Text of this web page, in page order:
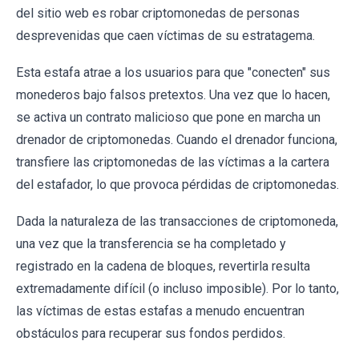
del sitio web es robar criptomonedas de personas
desprevenidas que caen víctimas de su estratagema.
Esta estafa atrae a los usuarios para que "conecten" sus
monederos bajo falsos pretextos. Una vez que lo hacen,
se activa un contrato malicioso que pone en marcha un
drenador de criptomonedas. Cuando el drenador funciona,
transfiere las criptomonedas de las víctimas a la cartera
del estafador, lo que provoca pérdidas de criptomonedas.
Dada la naturaleza de las transacciones de criptomoneda,
una vez que la transferencia se ha completado y
registrado en la cadena de bloques, revertirla resulta
extremadamente difícil (o incluso imposible). Por lo tanto,
las víctimas de estas estafas a menudo encuentran
obstáculos para recuperar sus fondos perdidos.